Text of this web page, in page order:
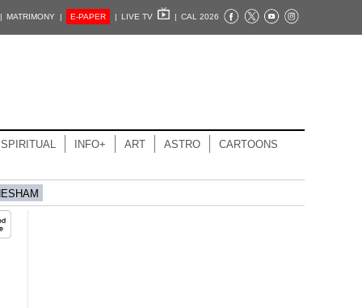
MATRIMONY | E-PAPER | LIVE TV | CAL 2026
SPIRITUAL INFO+ ART ASTRO CARTOONS